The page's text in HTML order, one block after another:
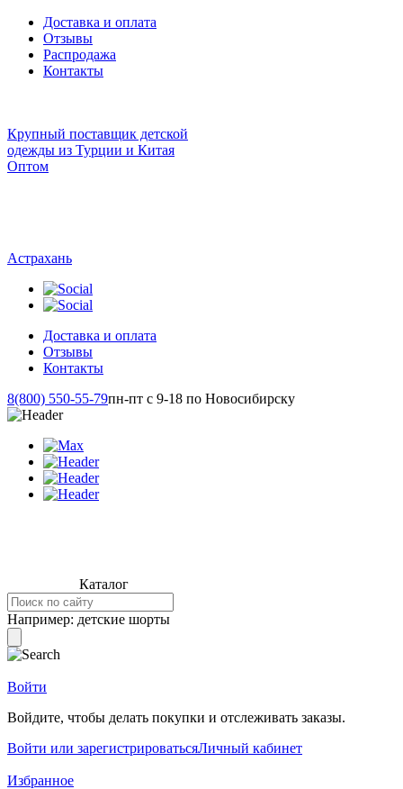
Доставка и оплата
Отзывы
Распродажа
Контакты
Крупный поставщик детской
одежды из Турции и Китая
Оптом
Астрахань
Доставка и оплата
Отзывы
Контакты
8(800) 550-55-79пн-пт с 9-18 по Новосибирску
Каталог
Например: детские шорты
Войти
Войдите, чтобы делать покупки и отслеживать заказы.
Войти или зарегистрироватьсяЛичный кабинет
Избранное